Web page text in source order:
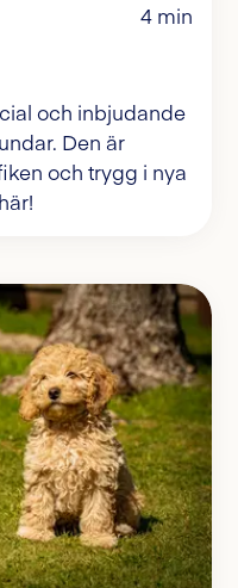
4 min
och inbjudande
Den är
och trygg i nya